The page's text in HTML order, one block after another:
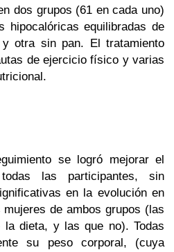
dos grupos (61 en cada uno)
hipocalóricas equilibradas de
otra sin pan. El tratamiento
de ejercicio físico y varias
se logró mejorar el
las participantes, sin
en la evolución en
de ambos grupos (las
la dieta, y las que no). Todas
su peso corporal, (cuya